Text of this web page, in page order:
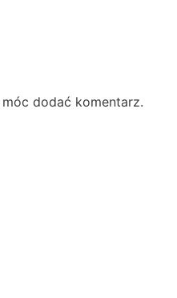
móc dodać komentarz.